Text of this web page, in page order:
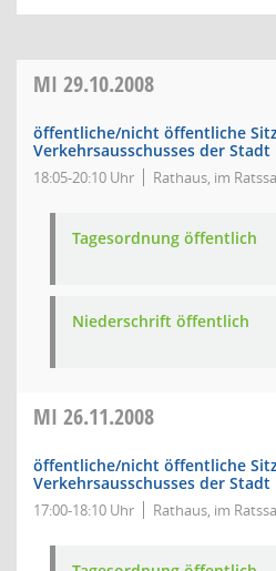
MI 29.10.2008
öffentliche/nicht öffentliche
Verkehrsausschusses der Stadt
18:05-20:10 Uhr Rathaus, im
Tagesordnung öffentlich
Niederschrift öffentlich
MI 26.11.2008
öffentliche/nicht öffentliche
Verkehrsausschusses der Stadt
17:00-18:10 Uhr Rathaus, im